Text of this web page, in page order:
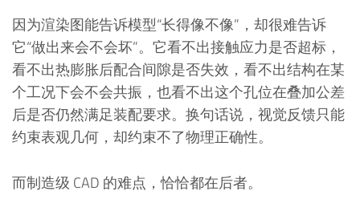
因为渲染图能告诉模型“长得像不像”，却很难告诉
它“做出来会不会坏”。它看不出接触应力是否超标，
看不出热膨胀后配合间隙是否失效，看不出结构在某
个工况下会不会共振，也看不出这个孔位在叠加公差
后是否仍然满足装配要求。换句话说，视觉反馈只能
约束表观几何，却约束不了物理正确性。
而制造级 CAD 的难点，恰恰都在后者。